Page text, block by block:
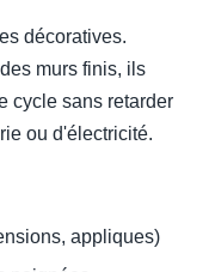
décoratives.
murs finis, ils
cycle sans retarder
ou d'électricité.
appliques)